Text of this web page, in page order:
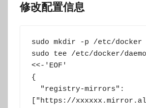
修改配置信息
sudo mkdir -p /etc/docker
sudo tee /etc/docker/
<<-'EOF'
{
["https://